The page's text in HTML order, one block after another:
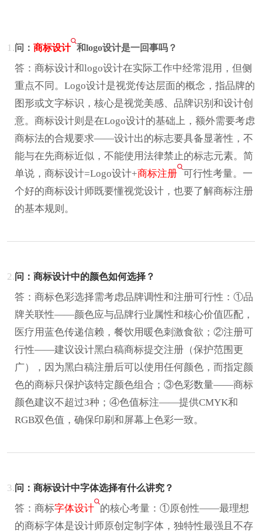
1.问： 商标设计 和logo设计是一回事吗？
答：商标设计和logo设计在实际工作中经常混用，但侧
重点不同。Logo设计是视觉传达层面的概念，指品牌的
图形或文字标识，核心是视觉美感、品牌识别和设计创
意。商标设计则是在Logo设计的基础上，额外需要考虑
商标法的合规要求——设计出的标志要具备显著性，不
能与在先商标近似，不能使用法律禁止的标志元素。简
单说，商标设计=Logo设计+商标注册 可行性考量。一
个好的商标设计师既要懂视觉设计，也要了解商标注册
的基本规则。
2.问：商标设计中的颜色如何选择？
答：商标色彩选择需考虑品牌调性和注册可行性：①品
牌关联性——颜色应与品牌行业属性和核心价值匹配，
医疗用蓝色传递信赖，餐饮用暖色刺激食欲；②注册可
行性——建议设计黑白稿商标提交注册（保护范围更
广），因为黑白稿注册后可以使用任何颜色，而指定颜
色的商标只保护该特定颜色组合；③色彩数量——商标
颜色建议不超过3种；④色值标注——提供CMYK和
RGB双色值，确保印刷和屏幕上色彩一致。
3.问：商标设计中字体选择有什么讲究？
答：商标字体设计 的核心考量：①原创性——最理想
的商标字体是设计师原创定制字体，独特性最强且不存